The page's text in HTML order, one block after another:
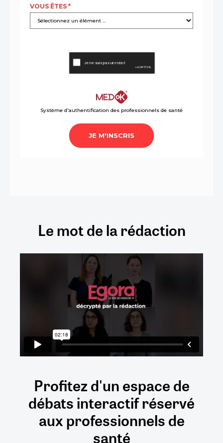
Le mot de la rédaction
Profitez d'un espace de
débatsinteractifréservé
auxprofessionnels de
santé